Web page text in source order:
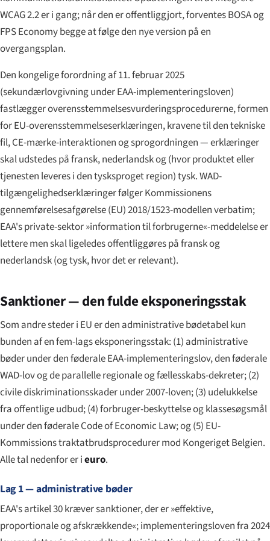
WCAG 2.2 er i gang; når den er offentliggjort, forventes BOSA og
FPS Economy begge at følge den nye version på en
overgangsplan.
Den kongelige forordning af 11. februar 2025
(sekundærlovgivning under EAA-implementeringsloven)
fastlægger overensstemmelsesvurderingsprocedurerne, formen
for EU-overensstemmelseserklæringen, kravene til den tekniske
fil, CE-mærke-interaktionen og sprogordningen — erklæringer
skal udstedes på fransk, nederlandsk og (hvor produktet eller
tjenesten leveres i den tysksproget region) tysk. WAD-
tilgængelighedserklæringer følger Kommissionens
gennemførelsesafgørelse (EU) 2018/1523-modellen verbatim;
EAA's private-sektor »information til forbrugerne«-meddelelse er
lettere men skal ligeledes offentliggøres på fransk og
nederlandsk (og tysk, hvor det er relevant).
Sanktioner — den fulde eksponeringsstak
Som andre steder i EU er den administrative bødetabel kun
bunden af en fem-lags eksponeringsstak: (1) administrative
bøder under den føderale EAA-implementeringslov, den føderale
WAD-lov og de parallelle regionale og fællesskabs-dekreter; (2)
civile diskriminationsskader under 2007-loven; (3) udelukkelse
fra offentlige udbud; (4) forbruger-beskyttelse og klassesøgsmål
under den føderale Code of Economic Law; og (5) EU-
Kommissions traktatbrudsprocedurer mod Kongeriget Belgien.
Alle tal nedenfor er ieuro.
Lag 1 — administrative bøder
EAA's artikel 30 kræver sanktioner, der er »effektive,
proportionale og afskrækkende«; implementeringsloven fra 2024